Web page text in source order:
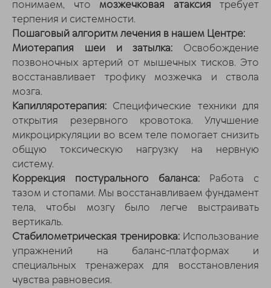
понимаем, что мозжечковая атаксия требует
терпения и системности.
Пошаговый алгоритм лечения в нашем Центре:
Миотерапия шеи и затылка: Освобождение
позвоночных артерий от мышечных тисков. Это
восстанавливает трофику мозжечка и ствола
мозга.
Капилляротерапия: Специфические техники для
открытия резервного кровотока. Улучшение
микроциркуляции во всем теле помогает снизить
общую токсическую нагрузку на нервную
систему.
Коррекция постурального баланса: Работа с
тазом и стопами. Мы восстанавливаем фундамент
тела, чтобы мозгу было легче выстраивать
вертикаль.
Стабилометрическая тренировка:Использование
упражнений на баланс-платформах и
специальных тренажерах для восстановления
чувства равновесия.